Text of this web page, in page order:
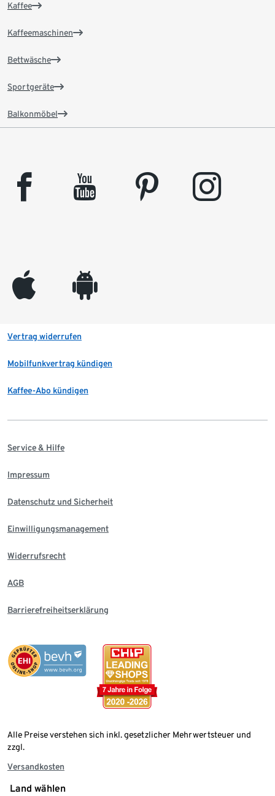
Kaffee
Kaffeemaschinen
Bettwäsche
Sportgeräte
Balkonmöbel
facebook youtube pinterest instagram
appleinc android
Vertrag widerrufen
Mobilfunkvertrag kündigen
Kaffee-Abo kündigen
Service & Hilfe
Impressum
Datenschutz und Sicherheit
Einwilligungsmanagement
Widerrufsrecht
AGB
Barrierefreiheitserklärung
Alle Preise verstehen sich inkl. gesetzlicher Mehrwertsteuer und
zzgl.
Versandkosten
Land wählen